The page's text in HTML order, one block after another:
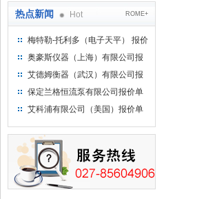
热点新闻 Hot ROME+
梅特勒-托利多（电子天平） 报价
单
奥豪斯仪器（上海）有限公司报
价单
艾德姆衡器（武汉）有限公司报
价单
保定兰格恒流泵有限公司报价单
艾科浦有限公司（美国）报价单